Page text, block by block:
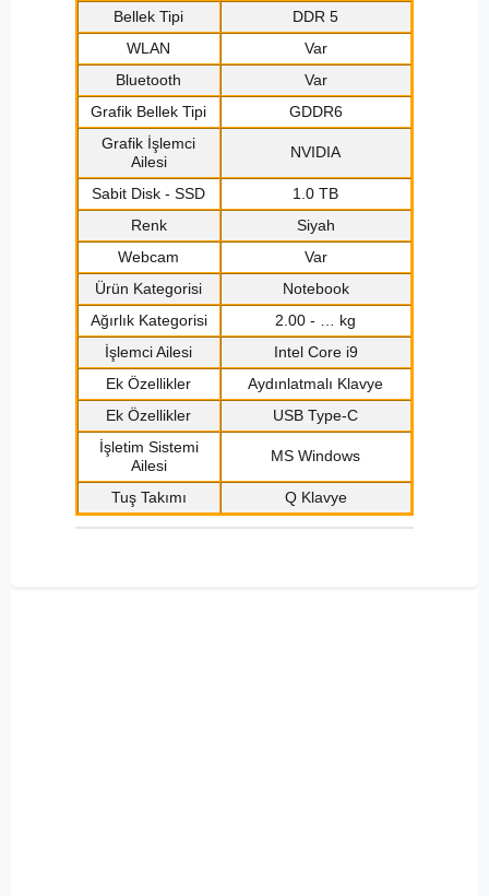
Bellek Tipi
DDR 5
WLAN
Var
Bluetooth
Var
Grafik Bellek Tipi
GDDR6
Grafik İşlemci
Ailesi
NVIDIA
Sabit Disk - SSD
1.0 TB
Renk
Siyah
Webcam
Var
Ürün Kategorisi
Notebook
Ağırlık Kategorisi
2.00 - … kg
İşlemci Ailesi
Intel Core i9
Ek Özellikler
Aydınlatmalı Klavye
Ek Özellikler
USB Type-C
İşletim Sistemi
Ailesi
MS Windows
Tuş Takımı Q Klavye